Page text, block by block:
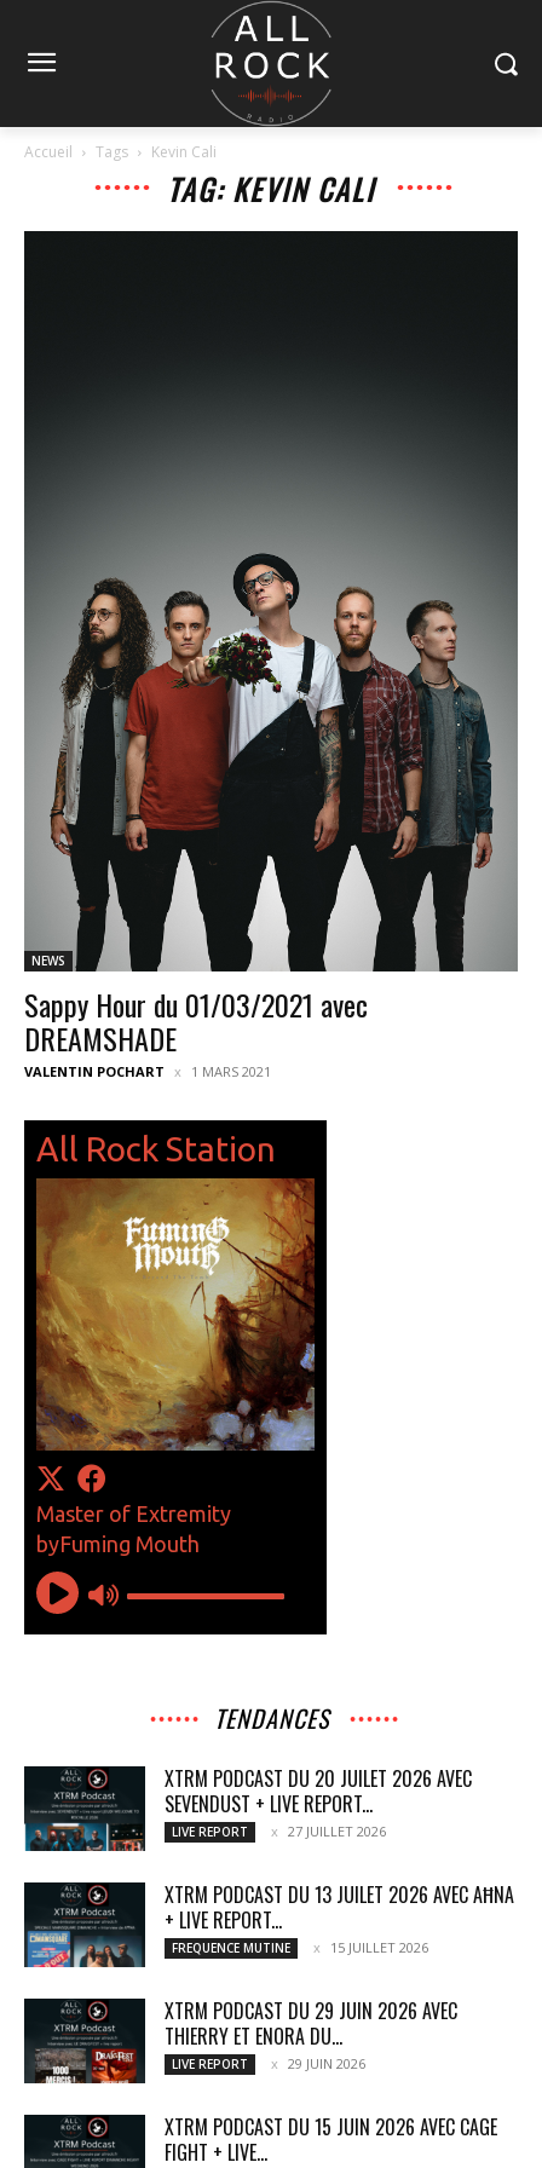
Accueil Tags Kevin Cali
TAG: KEVIN CALI
NEWS
Sappy Hour du 01/03/2021 avec
DREAMSHADE
VALENTIN POCHART 1 MARS 2021
TENDANCES
XTRM PODCAST DU 20 JUILET 2026 AVEC
SEVENDUST + LIVE REPORT...
LIVE REPORT 27 JUILLET 2026
XTRM PODCAST DU 13 JUILET 2026 AVEC AĦNA
+ LIVE REPORT...
FREQUENCE MUTINE 15 JUILLET 2026
XTRM PODCAST DU 29 JUIN 2026 AVEC
THIERRY ET ENORA DU...
LIVE REPORT 29 JUIN 2026
XTRM PODCAST DU 15 JUIN 2026 AVEC CAGE
FIGHT + LIVE...